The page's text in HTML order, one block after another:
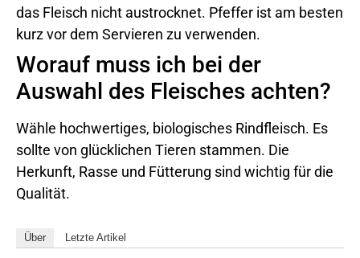
das Fleisch nicht austrocknet. Pfeffer ist am besten
kurz vor dem Servieren zu verwenden.
Worauf muss ich bei der
Auswahl des Fleisches achten?
Wähle hochwertiges, biologisches Rindfleisch. Es
sollte von glücklichen Tieren stammen. Die
Herkunft, Rasse und Fütterung sind wichtig für die
Qualität.
Über Letzte Artikel